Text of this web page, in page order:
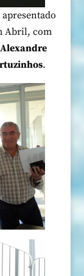
apresentado
Abril, com
Alexandre
.